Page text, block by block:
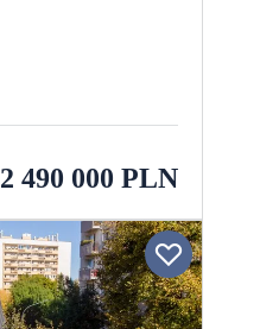
2 490 000 PLN